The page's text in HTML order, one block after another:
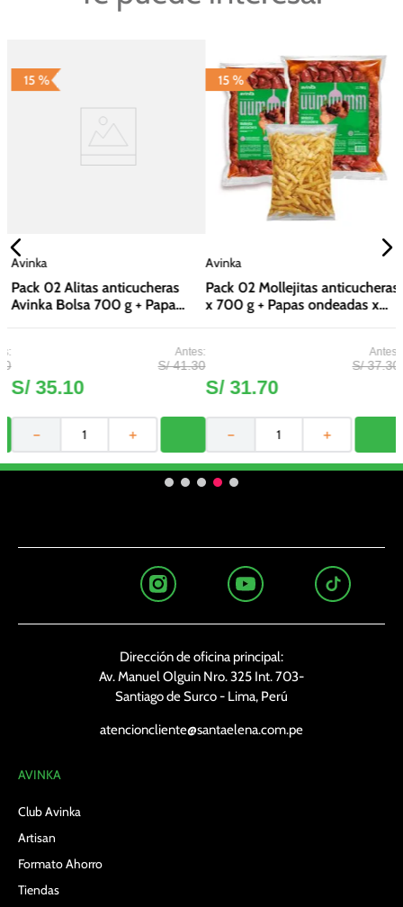
15 %
Avinka
Pack 02 Alitas anticucheras
Avinka Bolsa 700 g + Papa
S/ 41.30
S/ 35.10
＋
－
15 %
Avinka
Pack 02 Mollejitas anticucheras
x 700 g + Papas ondeadas x
S/ 37.30
S/ 31.70
＋
－
Dirección de oficina principal:
Av. Manuel Olguin Nro. 325 Int. 703-
Santiago de Surco - Lima, Perú
atencioncliente@santaelena.com.pe
AVINKA
Club Avinka
Artisan
Formato Ahorro
Tiendas